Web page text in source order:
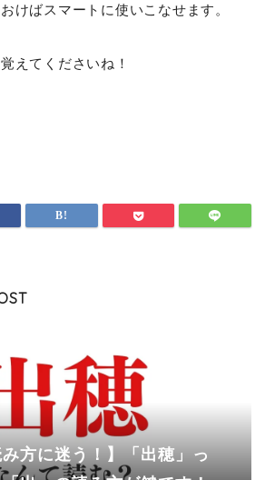
けばスマートに使いこなせます。
えてくださいね！
み方に迷う！】「出穂」っ